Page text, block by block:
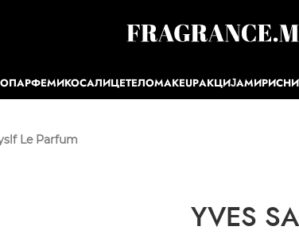
ПАРФЕМИКОСАЛИЦЕТЕЛОMAKEUPАКЦИЈА
Le Parfum
YVES